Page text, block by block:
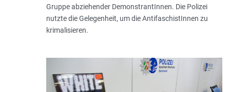
Gruppe abziehender DemonstrantInnen. Die Polizei
nutzte die Gelegenheit, um die AntifaschistInnen zu
krimalisieren.